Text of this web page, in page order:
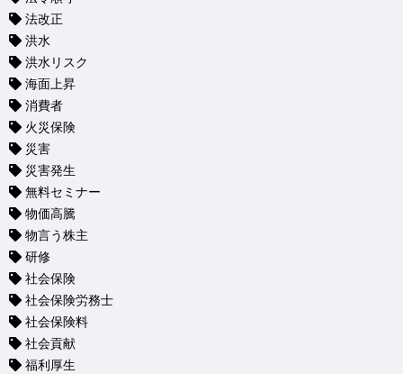
法改正
洪水
洪水リスク
海面上昇
消費者
火災保険
災害
災害発生
無料セミナー
物価高騰
物言う株主
研修
社会保険
社会保険労務士
社会保険料
社会貢献
福利厚生